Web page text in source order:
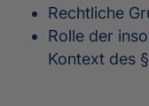
Rechtliche
Rolle der
Kontext des